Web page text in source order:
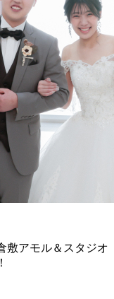
敷アモル＆スタジオ